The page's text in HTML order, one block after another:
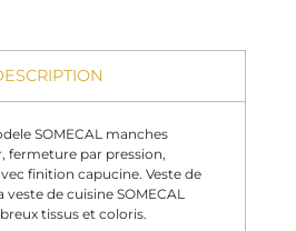
SOMECAL manches
fermeture par pression,
finition capucine. Veste de
de cuisine SOMECAL
tissus et coloris.